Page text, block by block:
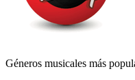
Géneros musicales más